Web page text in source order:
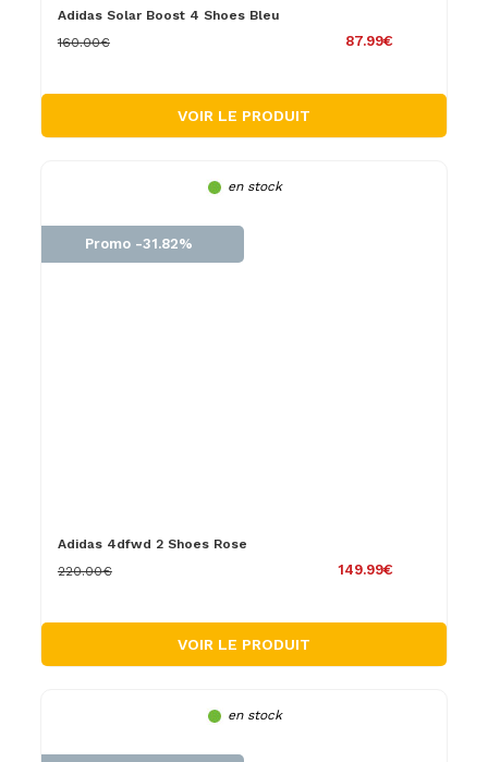
Adidas Solar Boost 4 Shoes Bleu
87.99€
160.00€
VOIR LE PRODUIT
en stock
Promo -31.82%
Adidas 4dfwd 2 Shoes Rose
149.99€
220.00€
VOIR LE PRODUIT
en stock